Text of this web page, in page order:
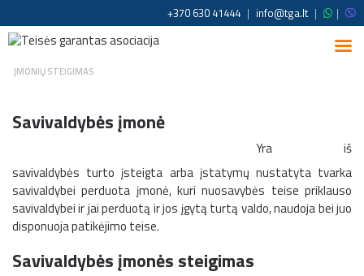
+370 630 41444 | info@tga.lt | |
ĮMONIŲ STEIGIMAS
Savivaldybės įmonė
Yra iš
savivaldybės turto įsteigta arba įstatymų nustatyta tvarka
savivaldybei perduota įmonė, kuri nuosavybės teise priklauso
savivaldybei ir jai perduotą ir jos įgytą turtą valdo, naudoja bei juo
disponuoja patikėjimo teise.
Savivaldybės įmonės steigimas